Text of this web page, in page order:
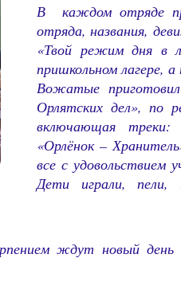
В каждом отряде
отряда, названия,
«Твой режим дня в
пришкольном лагере,
Вожатые
Орлятских дел», по
включающая треки:
«Орлёнок –
все с удовольствием
Дети играли, пели,
ждут новый день